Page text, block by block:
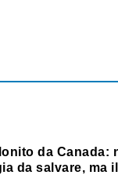
da Canada:
da salvare, ma